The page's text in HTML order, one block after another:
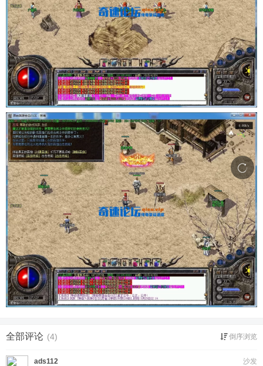
全部评论 (4) 倒序浏览
沙发
ads112